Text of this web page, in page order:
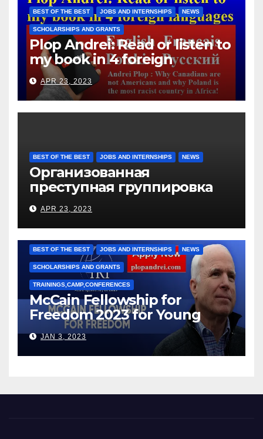
them for the days worked
BEST OF THE BEST JOBS AND INTERNSHIPS NEWS
SCHOLARSHIPS AND GRANTS
Plop Andrei: Read or listen to
my book in 4 foreign
languages
APR 23, 2023
BEST OF THE BEST JOBS AND INTERNSHIPS NEWS
Организованная
преступная группировка
под руководством Игоря
Рижкова (Ryzhkov Ihor) и
Марии Соколовой
APR 23, 2023
BEST OF THE BEST JOBS AND INTERNSHIPS NEWS
SCHOLARSHIPS AND GRANTS
TRAININGS,CAMP,CONFERENCES
McCain Fellowship for
Freedom 2023 for Young
Leaders
JAN 3, 2023